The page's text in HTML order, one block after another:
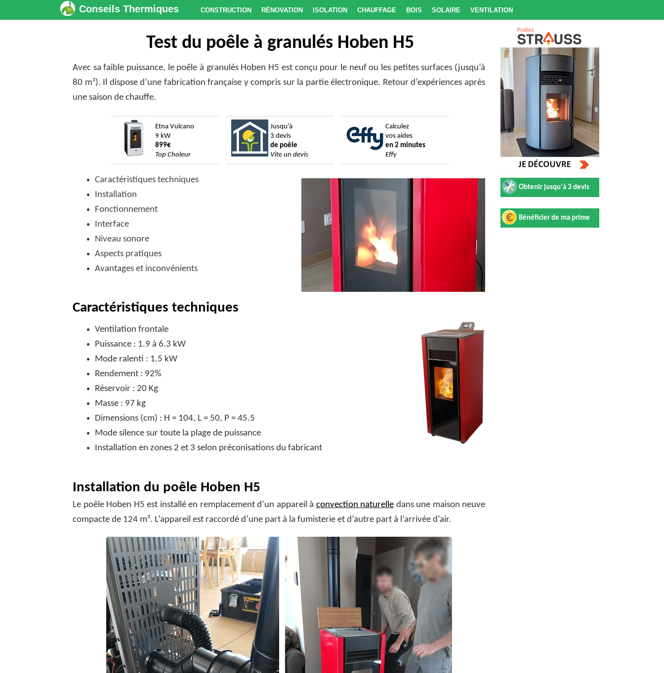
Conseils Thermiques Construction Rénovation Isolation Chauffage Bois Solaire Ventilation
Obtenir jusqu'à 3 devis
Bénéficier de ma prime
Test du poêle à granulés Hoben H5
Avec sa faible puissance, le poêle à granulés Hoben H5 est conçu pour le neuf ou les petites surfaces (jusqu’à
80 m²). Il dispose d’une fabrication française y compris sur la partie électronique. Retour d’expériences après
une saison de chauffe.
Etna Vulcano
9 kW
899€
Top Chaleur
Jusqu'à
3 devis
de poêle
Vite un devis
Calculez
vos aides
en 2 minutes
Effy
Caractéristiques techniques
Installation
Fonctionnement
Interface
Niveau sonore
Aspects pratiques
Avantages et inconvénients
Caractéristiques techniques
Ventilation frontale
Puissance : 1.9 à 6.3 kW
Mode ralenti : 1.5 kW
Rendement : 92%
Réservoir : 20 Kg
Masse : 97 kg
Dimensions (cm) : H = 104, L = 50, P = 45.5
Mode silence sur toute la plage de puissance
Installation en zones 2 et 3 selon préconisations du fabricant
Installation du poêle Hoben H5
Le poêle Hoben H5 est installé en remplacement d’un appareil à convection naturelle dans une maison neuve
compacte de 124 m². L’appareil est raccordé d’une part à la fumisterie et d’autre part à l’arrivée d’air.